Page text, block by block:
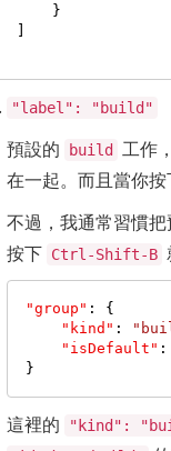
}
"label": "build"
預設的 build 工作
在一起。而且當你按
不過，我通常習慣
按下 Ctrl-Shift-B
"group" :
{
"kind" :
"isDefault" :
}
這裡的 "kind":